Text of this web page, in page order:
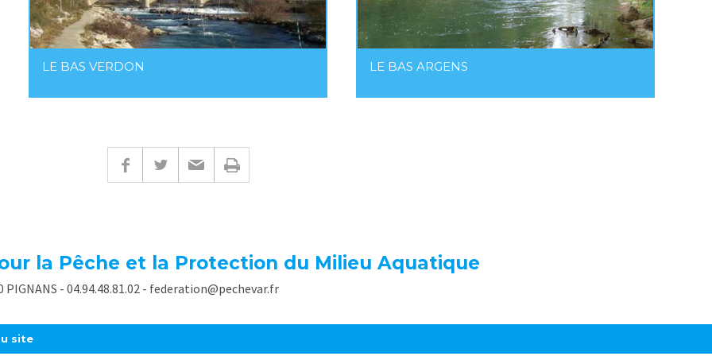
LE BAS VERDON LE BAS ARGENS
la Pêche et la Protection du Milieu Aquatique
- 04.94.48.81.02 - federation@pechevar.fr
site